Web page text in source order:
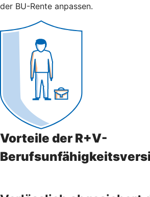
der BU-Rente anpassen.
Vorteile der R+V-